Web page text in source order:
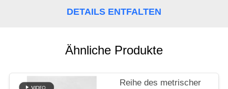
SITEMAP
DETAILS ENTFALTEN
Ähnliche Produkte
Reihe des metrischer